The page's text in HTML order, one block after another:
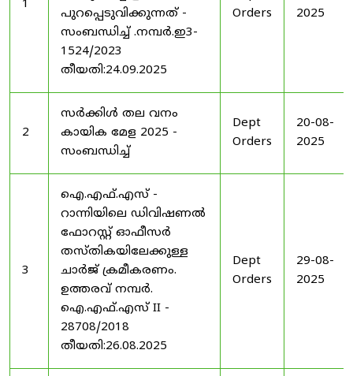
1
പുറപ്പെടുവിക്കുന്നത് -
സംബന്ധിച്ച് .നമ്പർ.ഇ3-
1524/2023
തീയതി:24.09.2025
Orders
2025
2
സർക്കിൾ തല വനം
കായിക മേള 2025 -
സംബന്ധിച്ച്
Dept
Orders
20-08-
2025
3
ഐ.എഫ്.എസ് -
റാന്നിയിലെ ഡിവിഷണൽ
ഫോറസ്റ്റ് ഓഫീസർ
തസ്തികയിലേക്കുള്ള
ചാർജ് ക്രമീകരണം.
ഉത്തരവ് നമ്പർ.
ഐ.എഫ്.എസ് II -
28708/2018
തീയതി:26.08.2025
Dept
Orders
29-08-
2025